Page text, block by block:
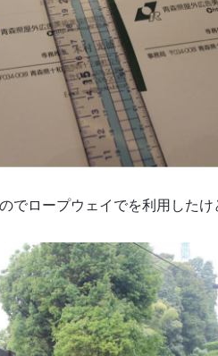
でロープウェイでを利用したけ